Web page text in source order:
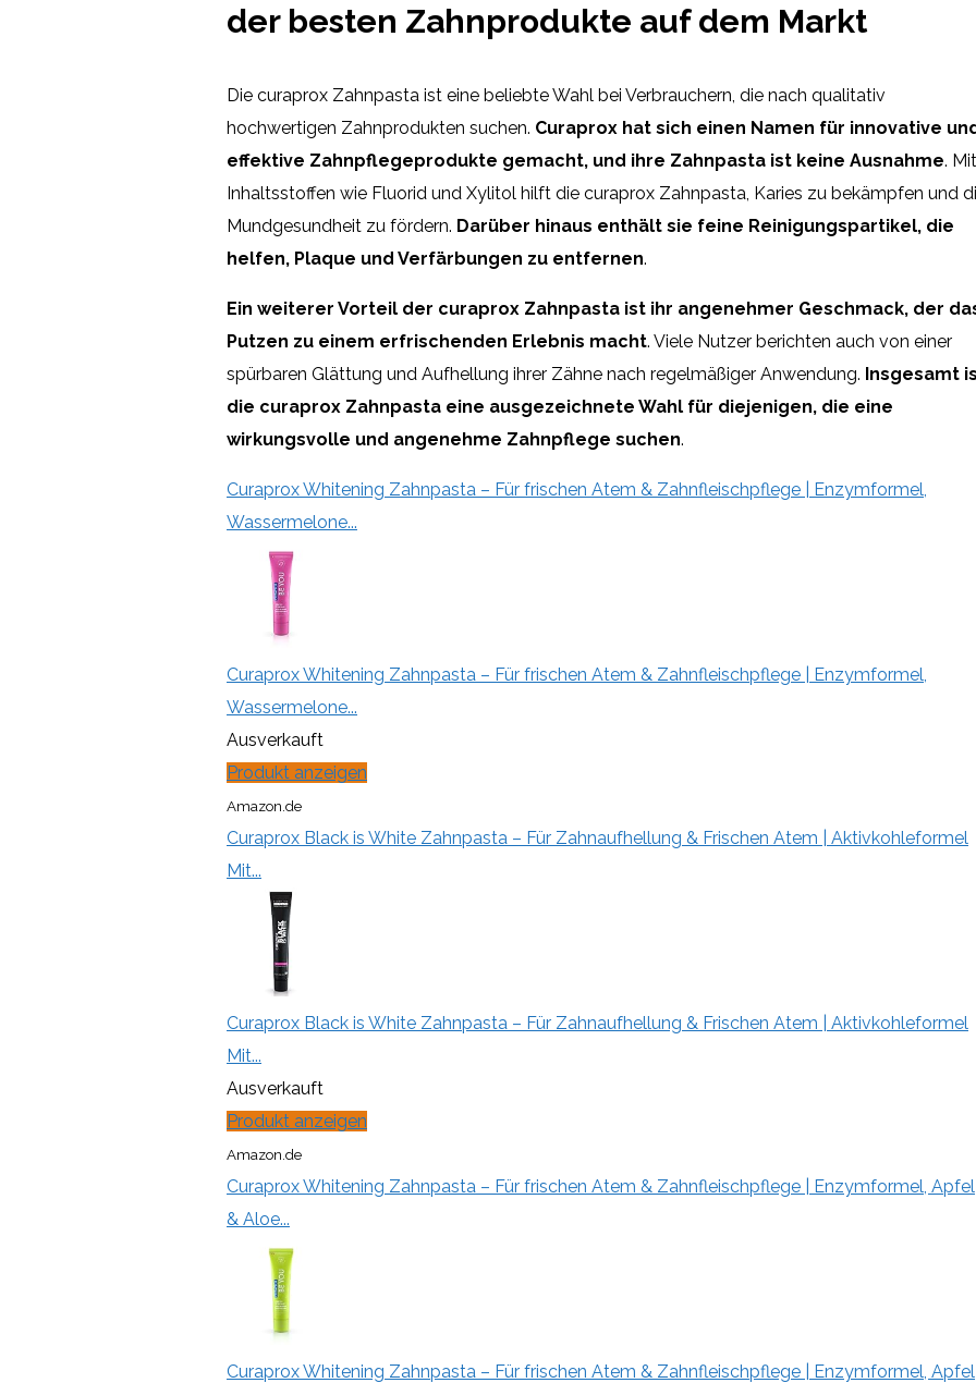
der besten Zahnprodukte auf dem Markt
Die curaprox Zahnpasta ist eine beliebte Wahl bei Verbrauchern, die nach qualitativ
hochwertigen Zahnprodukten suchen. Curaprox hat sich einen Namen für innovative
effektive Zahnpflegeprodukte gemacht, und ihre Zahnpasta ist keine Ausnahme. Mit
Inhaltsstoffen wie Fluorid und Xylitol hilft die curaprox Zahnpasta, Karies zu bekämpfen und
Mundgesundheit zu fördern. Darüber hinaus enthält sie feine Reinigungspartikel, die
helfen, Plaque und Verfärbungen zu entfernen.
Ein weiterer Vorteil der curaprox Zahnpasta ist ihr angenehmer Geschmack, der
Putzen zu einem erfrischenden Erlebnis macht. Viele Nutzer berichten auch von einer
spürbaren Glättung und Aufhellung ihrer Zähne nach regelmäßiger Anwendung. Insgesamt
die curaprox Zahnpasta eine ausgezeichnete Wahl für diejenigen, die eine
wirkungsvolle und angenehme Zahnpflege suchen.
Curaprox Whitening Zahnpasta – Für frischen Atem & Zahnfleischpflege | Enzymformel,
Wassermelone...
Curaprox Whitening Zahnpasta – Für frischen Atem & Zahnfleischpflege | Enzymformel,
Wassermelone...
Ausverkauft
Produkt anzeigen
Amazon.de
Curaprox Black is White Zahnpasta – Für Zahnaufhellung & Frischen Atem | Aktivkohleformel
Mit...
Curaprox Black is White Zahnpasta – Für Zahnaufhellung & Frischen Atem | Aktivkohleformel
Mit...
Ausverkauft
Produkt anzeigen
Amazon.de
Curaprox Whitening Zahnpasta – Für frischen Atem & Zahnfleischpflege | Enzymformel, Apfel
& Aloe...
Curaprox Whitening Zahnpasta – Für frischen Atem & Zahnfleischpflege | Enzymformel, Apfel